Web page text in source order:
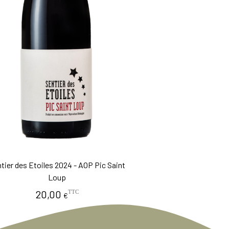
des Etoiles 2024 - AOP Pic Saint
Loup
20,00 €TTC